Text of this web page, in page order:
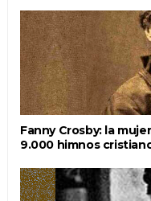
Fanny Crosby: la
9.000 himnos